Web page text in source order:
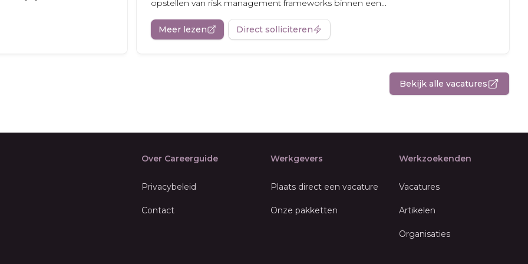
opstellen van risk management frameworks binnen een...
Meer lezen Direct solliciteren
Bekijk alle vacatures
Over Careerguide
Privacybeleid
Contact
Werkgevers
Plaats direct een vacature
Onze pakketten
Werkzoekenden
Vacatures
Artikelen
Organisaties